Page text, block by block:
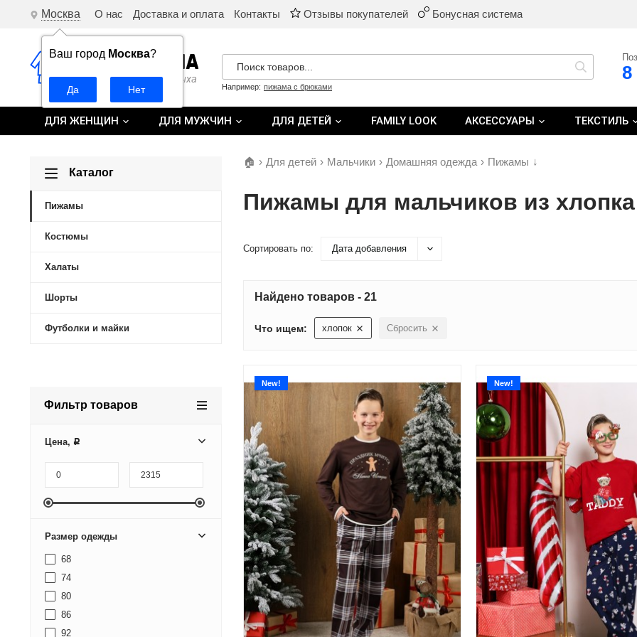
Москва
Ваш город Москва?
О нас Доставка и оплата Контакты Отзывы покупателей Бонусная система
Например: пижама с брюками
8
ДЛЯ ЖЕНЩИН ДЛЯ МУЖЧИН ДЛЯ ДЕТЕЙ FAMILY LOOK АКСЕССУАРЫ ТЕКСТИЛЬ
Каталог
Пижамы
Костюмы
Халаты
Шорты
Футболки и майки
Фильтр товаров
Цена, Р
Размер одежды
68
74
80
86
92
🏠 › Для детей › Мальчики › Домашняя одежда › Пижамы ↓
Пижамы для мальчиков из хлопка
Сортировать по: Дата добавления
Найдено товаров - 21
Что ищем: хлопок Сбросить
New! New!